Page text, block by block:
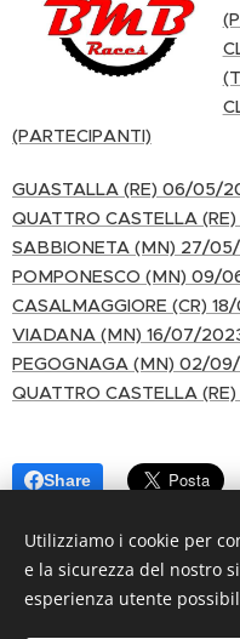
(PARTECIPANTI)
GUASTALLA (RE) 06/05/
QUATTRO CASTELLA
SABBIONETA (MN) 27/
POMPONESCO (MN) 09/
CASALMAGGIORE (CR)
VIADANA (MN) 16/07/
PEGOGNAGA (MN) 02/
QUATTRO CASTELLA
Share
Utilizziamo i cookie per
e la sicurezza del nostro
esperienza utente